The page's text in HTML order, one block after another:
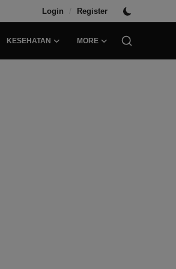
Login / Register
KESEHATAN MORE